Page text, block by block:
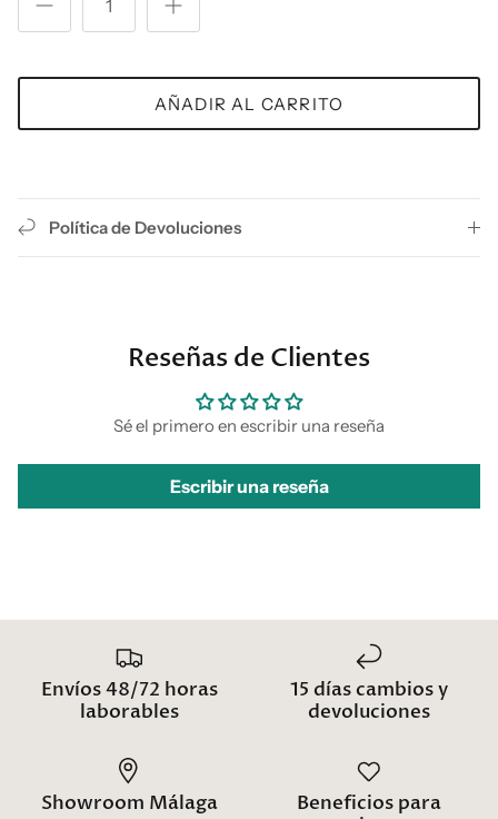
AÑADIR AL CARRITO
Política de Devoluciones
Reseñas de Clientes
Sé el primero en escribir una reseña
Escribir una reseña
Envíos 48/72 horas
laborables
15 días cambios y
devoluciones
Showroom Málaga
Beneficios para